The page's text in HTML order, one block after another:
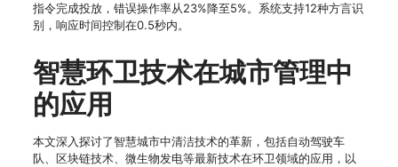
指令完成投放，错误操作率从23%降至5%。系统支持12种方言识
别，响应时间控制在0.5秒内。
智慧环卫技术在城市管理中
的应用
本文深入探讨了智慧城市中清洁技术的革新，包括自动驾驶车
队、区块链技术、微生物发电等最新技术在环卫领域的应用，以